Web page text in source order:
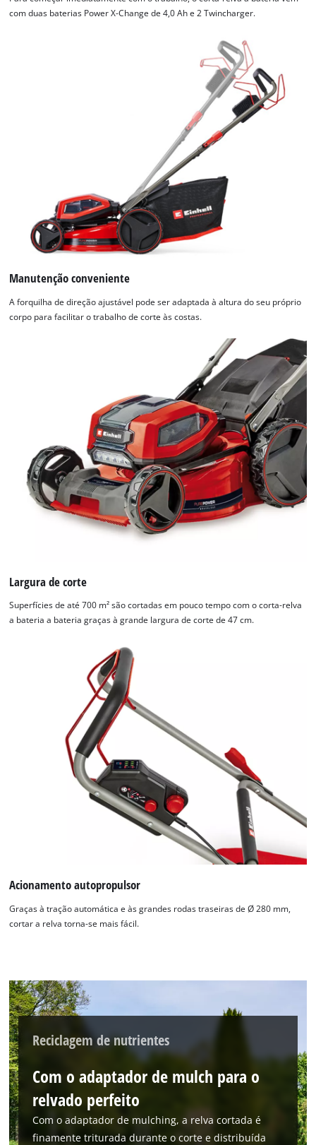
Precisamos do seu consentimento para
carregar o serviço Google Maps!
This content is not permitted to load due
to trackers that are not disclosed to the
visitor. The website owner needs to setup
the site with their CMP to add this content
to the list of technologies used.
Powered by Usercentrics Consent
Management Platform
com duas baterias Power X-Change de 4,0 Ah e 2 Twincharger.
Manutenção conveniente
A forquilha de direção ajustável pode ser adaptada à altura do seu próprio
corpo para facilitar o trabalho de corte às costas.
Largura de corte
Superfícies de até 700 m² são cortadas em pouco tempo com o corta-relva
a bateria a bateria graças à grande largura de corte de 47 cm.
Acionamento autopropulsor
Graças à tração automática e às grandes rodas traseiras de Ø 280 mm,
cortar a relva torna-se mais fácil.
Reciclagem de nutrientes
Com o adaptador de mulch para o
relvado perfeito
Com o adaptador de mulching, a relva cortada é
finamente triturada durante o corte e distribuída